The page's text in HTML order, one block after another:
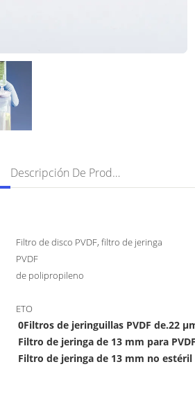
Descripción De Producto
Filtro de disco PVDF, filtro de jeringa
PVDF
de polipropileno
ETO
0Filtros de jeringuillas PVDF de.22
Filtro de jeringa de 13 mm para PVDF
Filtro de jeringa de 13 mm no estéril